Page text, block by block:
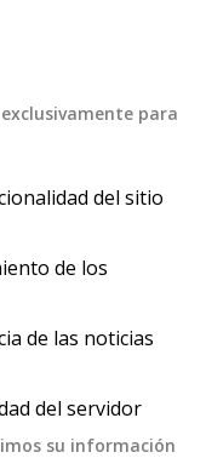
para
del sitio
de los
de las noticias
del servidor
su información